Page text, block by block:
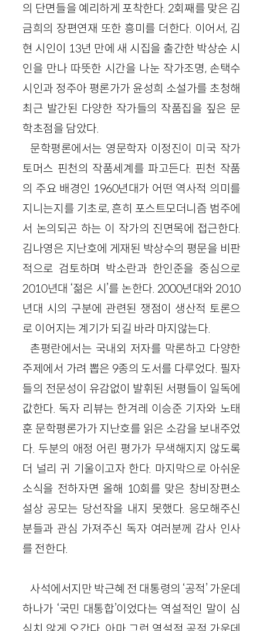
의 단면들을 예리하게 포착한다. 2회째를 맞은 김
금희의 장편연재 또한 흥미를 더한다. 이어서, 김
현 시인이 13년 만에 새 시집을 출간한 박상순 시
인을 만나 따뜻한 시간을 나눈 작가조명, 손택수
시인과 정주아 평론가가 윤성희 소설가를 초청해
최근 발간된 다양한 작가들의 작품집을 짚은 문
학초점을 담았다.
문학평론에서는 영문학자 이정진이 미국 작가
토머스 핀천의 작품세계를 파고든다. 핀천 작품
의 주요 배경인 1960년대가 어떤 역사적 의미를
지니는지를 기초로, 흔히 포스트모더니즘 범주에
서 논의되곤 하는 이 작가의 진면목에 접근한다.
김나영은 지난호에 게재된 박상수의 평문을 비판
적으로 검토하며 박소란과 한인준을 중심으로
2010년대 ‘젊은 시’를 논한다. 2000년대와 2010
년대 시의 구분에 관련된 쟁점이 생산적 토론으
로 이어지는 계기가 되길 바라 마지않는다.
촌평란에서는 국내외 저자를 막론하고 다양한
주제에서 가려 뽑은 9종의 도서를 다루었다. 필자
들의 전문성이 유감없이 발휘된 서평들이 일독에
값한다. 독자 리뷰는 한겨레 이승준 기자와 노태
훈 문학평론가가 지난호를 읽은 소감을 보내주었
다. 두분의 애정 어린 평가가 무색해지지 않도록
더 널리 귀 기울이고자 한다. 마지막으로 아쉬운
소식을 전하자면 올해 10회를 맞은 창비장편소
설상 공모는 당선작을 내지 못했다. 응모해주신
분들과 관심 가져주신 독자 여러분께 감사 인사
를 전한다.
사석에서지만 박근혜 전 대통령의 ‘공적’ 가운데
하나가 ‘국민 대통합’이었다는 역설적인 말이 심